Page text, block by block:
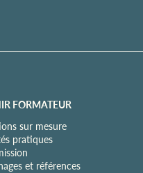
FORMATEUR
sur mesure
pratiques
et références